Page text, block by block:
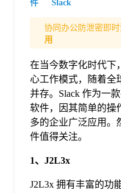
格
常
件
Slack
协同办公防泄密即
用
在当今数字化时代下
心工作模式，随着全
并存。Slack 作为一
软件，因其简单的操
多的企业广泛应用。
件值得关注。
1、J2L3x
J2L3x 拥有丰富的功